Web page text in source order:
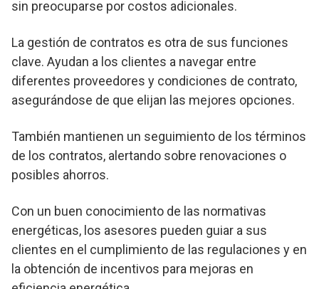
sin preocuparse por costos adicionales.
La gestión de contratos es otra de sus funciones
clave. Ayudan a los clientes a navegar entre
diferentes proveedores y condiciones de contrato,
asegurándose de que elijan las mejores opciones.
También mantienen un seguimiento de los términos
de los contratos, alertando sobre renovaciones o
posibles ahorros.
Con un buen conocimiento de las normativas
energéticas, los asesores pueden guiar a sus
clientes en el cumplimiento de las regulaciones y en
la obtención de incentivos para mejoras en